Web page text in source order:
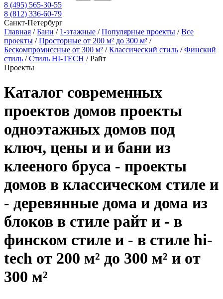
8 (495) 565-30-55
8 (812) 336-60-79
Санкт-Петербург
Главная /Бани / 1-этажные /Популярные проекты /Все
проекты /Просторные от 200 м² до 300 м² /
Бескомпромиссные от 300 м² /Классический стиль /Финский
стиль /Стиль HI-TECH /Райт
Проекты
Каталог современных
проектов домов проекты
одноэтажных домов под
ключ, цены и и бани из
клееного бруса - проекты
домов в классическом стиле и
- деревянные дома и дома из
блоков в стиле райт и - в
финском стиле и - в стиле hi-
tech от 200 м² до 300 м² и от
300 м²